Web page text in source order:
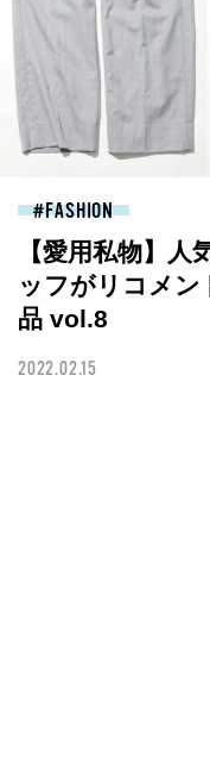
FASHION
【愛用私物】
ッフがリコメ
品 vol.8
2022.02.15